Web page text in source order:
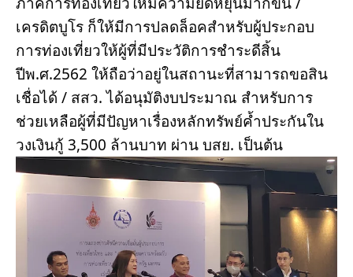
เครดิตบูโร ก็ให้มีการปลดล็อคสำหรับผู้ประกอบ
การท่องเที่ยวให้ผู้ที่มีประวัติการชำระดีสิ้น
ปีพ.ศ.2562 ให้ถือว่าอยู่ในสถานะที่สามารถขอสิน
เชื่อได้ / สสว. ได้อนุมัติงบประมาณ สำหรับการ
ช่วยเหลือผู้ที่มีปัญหาเรื่องหลักทรัพย์ค้ำประกันใน
วงเงินกู้ 3,500 ล้านบาท ผ่าน บสย. เป็นต้น